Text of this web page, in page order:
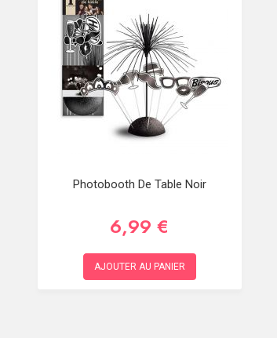
Photobooth De Table Noir
6,99 €
AJOUTER AU PANIER